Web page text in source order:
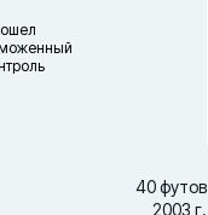
40 футов
2003 г.